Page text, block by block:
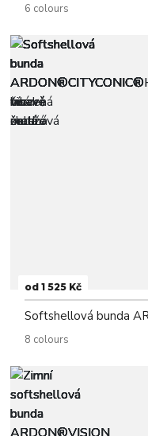
6 colours
od 1 525 Kč
Softshellová bunda
8 colours